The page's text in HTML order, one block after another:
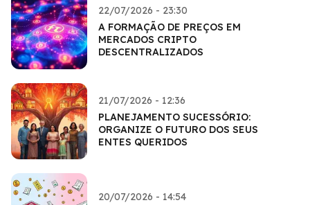
22/07/2026 - 23:30
A FORMAÇÃO DE PREÇOS EM
MERCADOS CRIPTO
DESCENTRALIZADOS
21/07/2026 - 12:36
PLANEJAMENTO SUCESSÓRIO:
ORGANIZE O FUTURO DOS SEUS
ENTES QUERIDOS
20/07/2026 - 14:54